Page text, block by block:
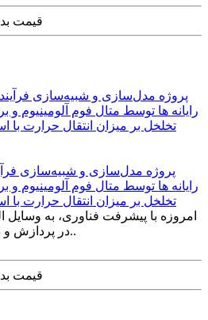
قیمت بدون
پروژه مدل‌سازی و شبیه‌سازی
تخلخل بر میزان انتقال حرارت با
امروزه با پیشرفت فناوری، به وسایل
در پردازش و در اندازه‌های کوچک نیاز اس..
قیمت بدون